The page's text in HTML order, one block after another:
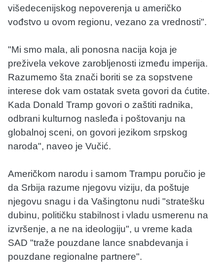
višedecenijskog nepoverenja u američko
vođstvo u ovom regionu, vezano za vrednosti".
"Mi smo mala, ali ponosna nacija koja je
preživela vekove zarobljenosti između imperija.
Razumemo šta znači boriti se za sopstvene
interese dok vam ostatak sveta govori da ćutite.
Kada Donald Tramp govori o zaštiti radnika,
odbrani kulturnog nasleđa i poštovanju na
globalnoj sceni, on govori jezikom srpskog
naroda", naveo je Vučić.
Američkom narodu i samom Trampu poručio je
da Srbija razume njegovu viziju, da poštuje
njegovu snagu i da Vašingtonu nudi "stratešku
dubinu, političku stabilnost i vladu usmerenu na
izvršenje, a ne na ideologiju", u vreme kada
SAD "traže pouzdane lance snabdevanja i
pouzdane regionalne partnere".